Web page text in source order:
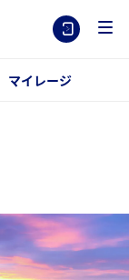
マイレージ